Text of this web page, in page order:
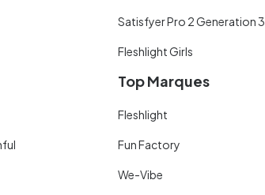
Satisfyer Pro 2 Generation 3
Fleshlight Girls
Top Marques
Fleshlight
Fun Factory
We-Vibe